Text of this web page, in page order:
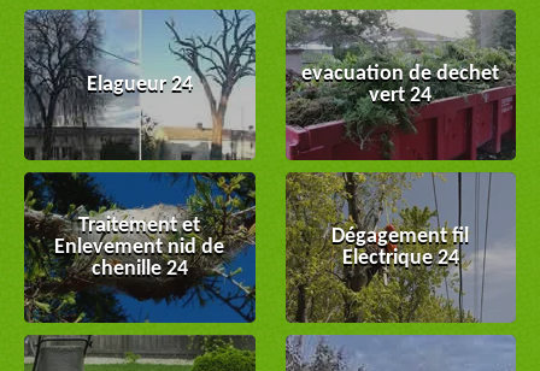
Elagueur 24
evacuation de dechet
vert 24
Traitement et
Enlevement nid de
chenille 24
Dégagement fil
Electrique 24